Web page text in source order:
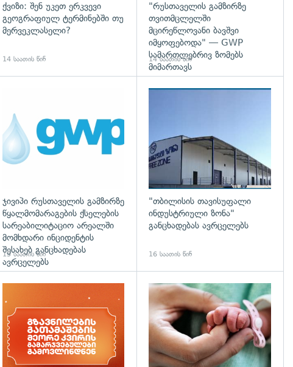
ქვიზი: შენ უკეთ ერკვევი
გეოგრაფიულ ტერმინებში თუ
მერვეკლასელი?
14 საათის წინ
"რუსთაველის გამზირზე
თვითმცლელში
მცირეწლოვანი ბავშვი
იმყოფებოდა" — GWP
სამართლებრივ ზომებს
მიმართავს
14 საათის წინ
ჯივიპი რუსთაველის გამზირზე
წყალმომარაგების ქსელების
სარეაბილიტაციო არეალში
მომხდარი ინციდენტის
შესახებ განცხადებას
ავრცელებს
15 საათის წინ
"თბილისის თავისუფალი
ინდუსტრიული ზონა"
განცხადებას ავრცელებს
16 საათის წინ